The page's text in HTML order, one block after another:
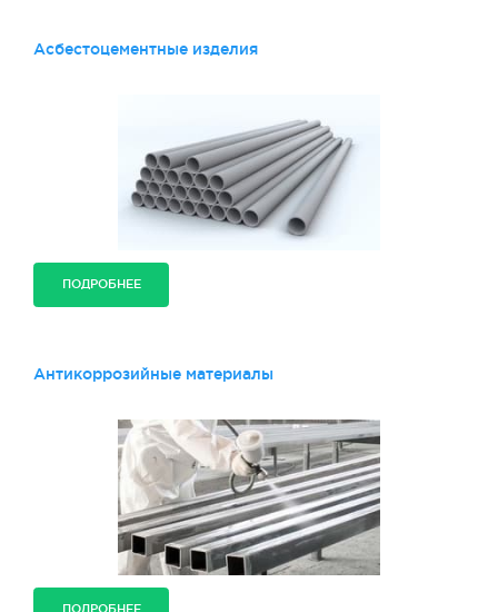
Асбестоцементные изделия
ПОДРОБНЕЕ
Антикоррозийные материалы
ПОДРОБНЕЕ